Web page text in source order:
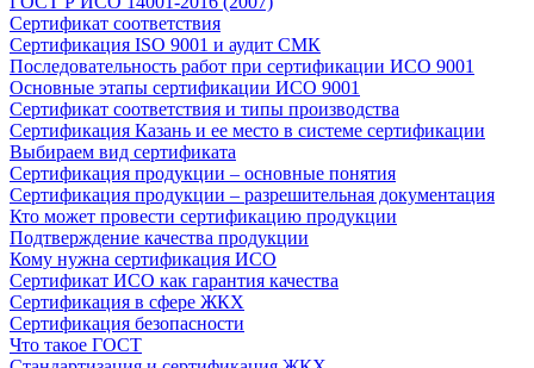
Сертификат соответствия
Сертификация ISO 9001 и аудит СМК
Последовательность работ при сертификации ИСО 9001
Основные этапы сертификации ИСО 9001
Сертификат соответствия и типы производства
Сертификация Казань и ее место в системе сертификации
Выбираем вид сертификата
Сертификация продукции – основные понятия
Сертификация продукции – разрешительная документация
Кто может провести сертификацию продукции
Подтверждение качества продукции
Кому нужна сертификация ИСО
Сертификат ИСО как гарантия качества
Сертификация в сфере ЖКХ
Сертификация безопасности
Что такое ГОСТ